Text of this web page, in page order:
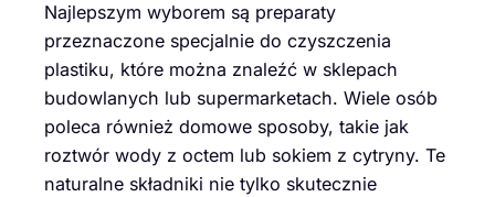
Najlepszym wyborem są preparaty
przeznaczone specjalnie do czyszczenia
plastiku, które można znaleźć w sklepach
budowlanych lub supermarketach. Wiele osób
poleca również domowe sposoby, takie jak
roztwór wody z octem lub sokiem z cytryny. Te
naturalne składniki nie tylko skutecznie